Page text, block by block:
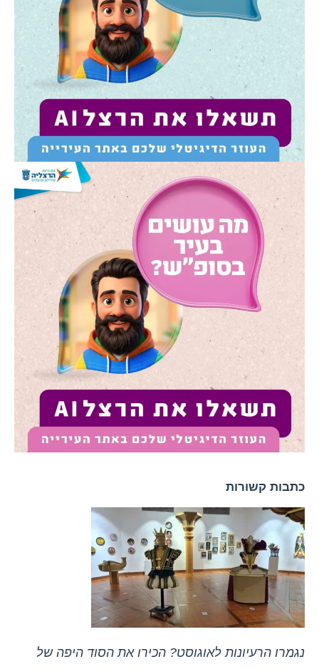
כתבות קשורות
נגמרו הרעיונות לאוגוסט? הכירו את הסוד היפה של